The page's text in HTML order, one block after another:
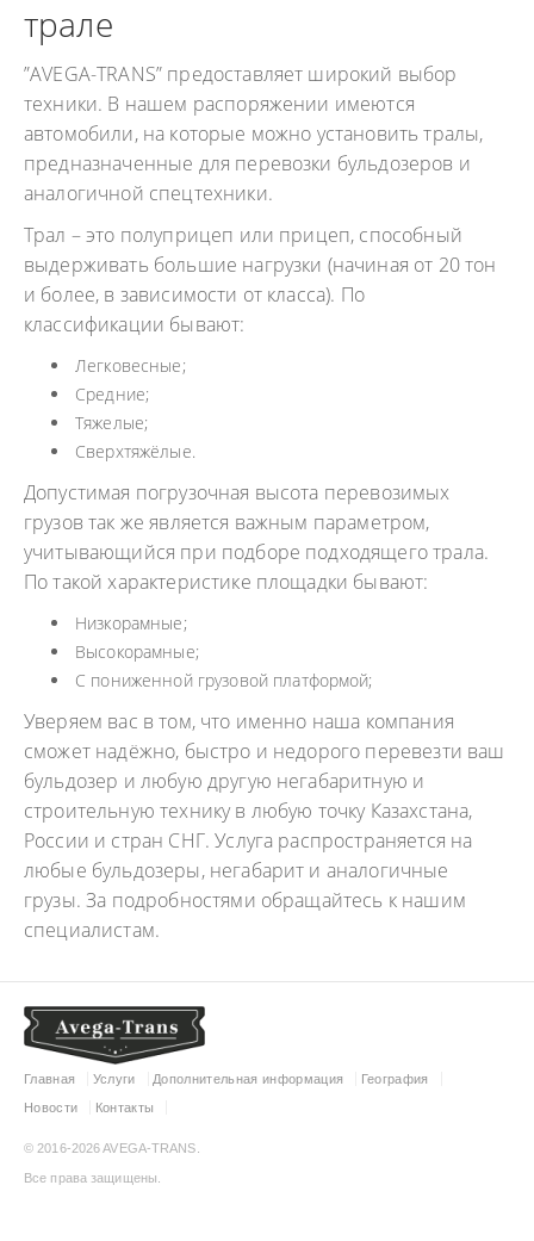
трале
”AVEGA-TRANS” предоставляет широкий выбор
техники. В нашем распоряжении имеются
автомобили, на которые можно установить тралы,
предназначенные для перевозки бульдозеров и
аналогичной спецтехники.
Трал – это полуприцеп или прицеп, способный
выдерживать большие нагрузки (начиная от 20 тон
и более, в зависимости от класса). По
классификации бывают:
Легковесные;
Средние;
Тяжелые;
Сверхтяжёлые.
Допустимая погрузочная высота перевозимых
грузов так же является важным параметром,
учитывающийся при подборе подходящего трала.
По такой характеристике площадки бывают:
Низкорамные;
Высокорамные;
С пониженной грузовой платформой;
Уверяем вас в том, что именно наша компания
сможет надёжно, быстро и недорого перевезти ваш
бульдозер и любую другую негабаритную и
строительную технику в любую точку Казахстана,
России и стран СНГ. Услуга распространяется на
любые бульдозеры, негабарит и аналогичные
грузы. За подробностями обращайтесь к нашим
специалистам.
Главная Услуги Дополнительная информация
География
Новости
Контакты
© 2016-2026 AVEGA-TRANS.
Все права защищены.